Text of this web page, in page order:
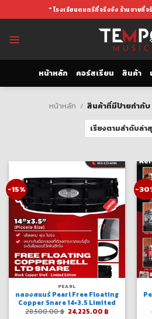
to
" โรงเรียนดนตรีที่จริงจัง ร้านขายที่จ
หน้าหลัก คอร์สเรียน สินค้า
หน้าหลัก / สินค้าที่มีป้ายกำกับ
-15%
PEARL
กลองสแนร์ Pearl Free Floating
Copper Snare 14×3.5 Limited
28,500.00฿ Original
24,225.00 ฿Current
-